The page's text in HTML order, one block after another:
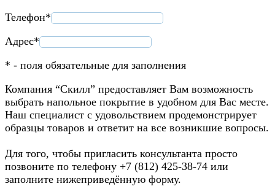
Телефон*
Адрес*
* - поля обязательные для заполнения
Компания “Скилл” предоставляет Вам возможность
выбрать напольное покрытие в удобном для Вас месте.
Наш специалист с удовольствием продемонстрирует
образцы товаров и ответит на все возникшие вопросы.
Для того, чтобы пригласить консультанта просто
позвоните по телефону +7 (812) 425-38-74 или
заполните нижеприведённую форму.